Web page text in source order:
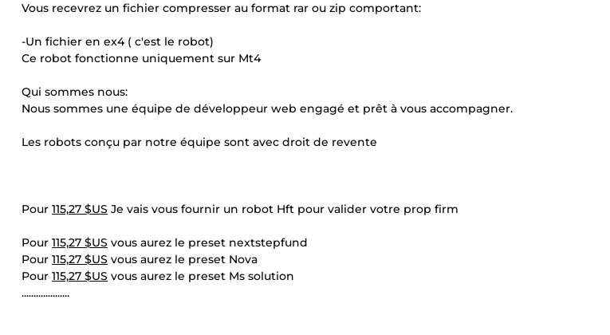
Vous recevrez un fichier compresser au format rar ou zip comportant:
-Un fichier en ex4 ( c'est le robot)
Ce robot fonctionne uniquement sur Mt4
Qui sommes nous:
Nous sommes une équipe de développeur web engagé et prêt à vous accompagner.
Les robots conçu par notre équipe sont avec droit de revente
Pour 115,27 $US Je vais vous fournir un robot Hft pour valider votre prop firm
Pour 115,27 $US vous aurez le preset nextstepfund
Pour 115,27 $US vous aurez le preset Nova
Pour 115,27 $US vous aurez le preset Ms solution
....................